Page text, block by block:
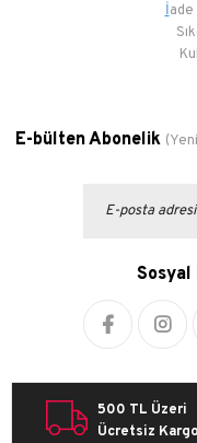
İade
E-bülten Abonelik
Sosyal
500 TL Üzeri
Ücretsiz Kargo